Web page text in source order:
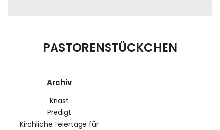
PASTORENSTÜCKCHEN
Archiv
Knast
Predigt
Kirchliche Feiertage für